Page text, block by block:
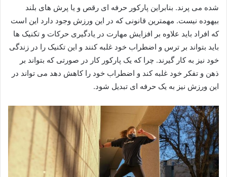
شده می پرند. بنابراین پارکور حرفه ای رقص و یا پرش های بلند
بیهوده نیست. مهمترین قانونی که در این ورزش وجود دارد این است
که افراد باید علاوه بر افزایش مهارت در یادگیری حرکات و تکنیک ها
باید بتواند بر ترس و اضطراب خود غلبه کنند و این تکنیک را در زندگی
خود نیز به کار گیرند. چرا که یک پارکور کار در صورتی که بتواند بر
ذهن و تفکر خود غلبه کند و اضطراب خود را کاهش دهد می ‌تواند در
این ورزش نیز به یک حرفه ای تبدیل شود.